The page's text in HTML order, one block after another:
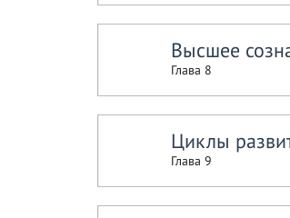
Высшее
Глава 8
Циклы
Глава 9